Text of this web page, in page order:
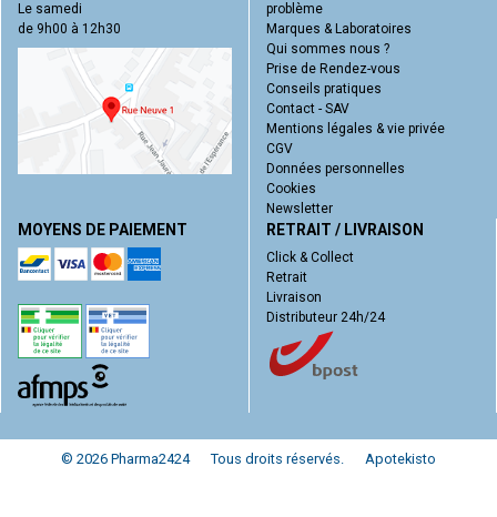
Le samedi
de 9h00 à 12h30
problème
Marques & Laboratoires
Qui sommes nous ?
Prise de Rendez-vous
Conseils pratiques
Contact - SAV
Mentions légales & vie privée
CGV
Données personnelles
Cookies
Newsletter
MOYENS DE PAIEMENT RETRAIT / LIVRAISON
Click & Collect
Retrait
Livraison
Distributeur 24h/24
© 2026 Pharma2424 Tous droits réservés. Apotekisto